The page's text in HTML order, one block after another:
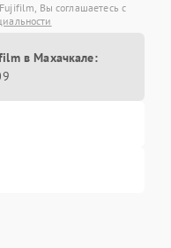
Вы соглашаетесь с
в Махачкале: